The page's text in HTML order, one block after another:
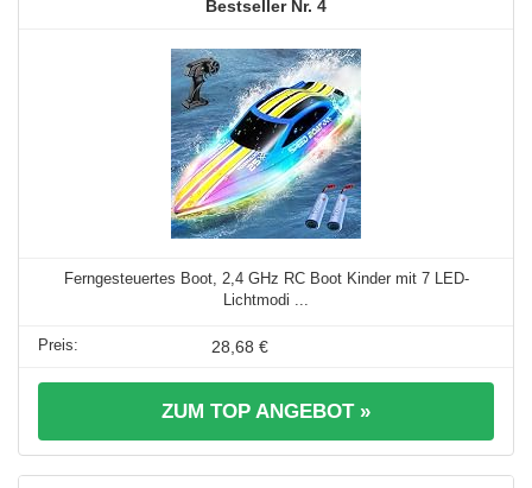
4
Ferngesteuertes Boot, 2,4 GHz RC Boot Kinder mit 7 LED-
Lichtmodi ...
28,68 €
ZUM TOP ANGEBOT »